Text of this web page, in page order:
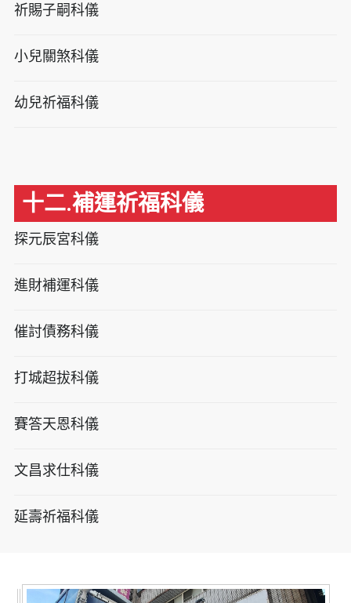
祈賜子嗣科儀
小兒關煞科儀
幼兒祈福科儀
十二.補運祈福科儀
探元辰宮科儀
進財補運科儀
催討債務科儀
打城超拔科儀
賽答天恩科儀
文昌求仕科儀
延壽祈福科儀